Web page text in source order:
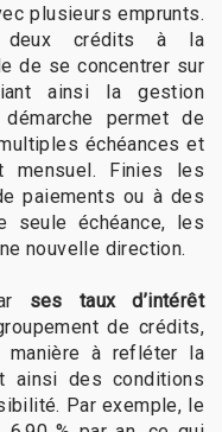
plusieurs emprunts.
deux crédits à la
de se concentrer sur
ainsi la gestion
permet de
échéances et
mensuel. Finies les
paiements ou à des
seule échéance, les
nouvelle direction.
ses taux d’intérêt
de crédits,
à refléter la
ainsi des conditions
Par exemple, le